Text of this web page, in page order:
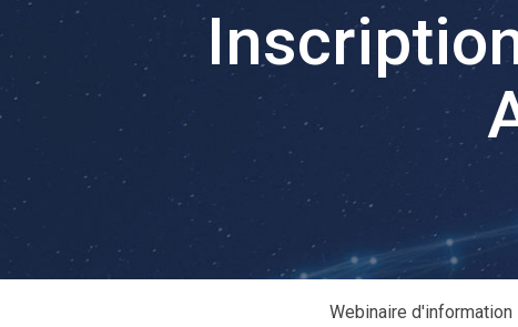
Webinaire d'information